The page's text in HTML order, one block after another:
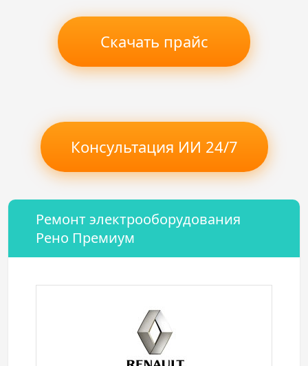
Скачать прайс
Консультация ИИ 24/7
Ремонт электрооборудования
Рено Премиум